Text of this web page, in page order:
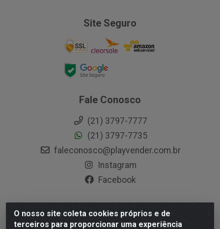
O nosso site coleta cookies próprios e de
terceiros para proporcionar uma experiência
Site Seguro
Fale Conosco
(21) 3797-7777
(21) 3797-7735
faleconosco@playvender.com.br
Instagram
Facebook
Playvender Distribuidora - Avenida Ana Dantas, 183-